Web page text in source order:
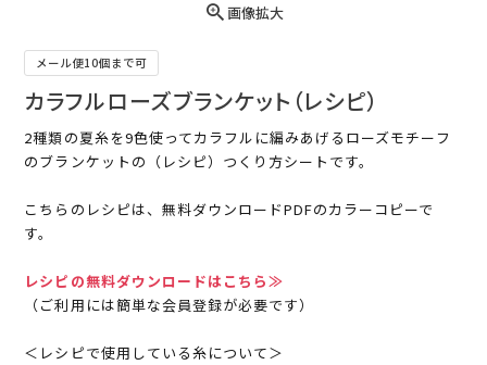
画像拡大
メール便10個まで可
カラフルローズブランケット（レシピ）
2種類の夏糸を9色使ってカラフルに編みあげるローズモチーフ
のブランケットの（レシピ）つくり方シートです。
こちらのレシピは、無料ダウンロードPDFのカラーコピーで
す。
レシピの無料ダウンロードはこちら≫
（ご利用には簡単な会員登録が必要です）
＜レシピで使用している糸について＞